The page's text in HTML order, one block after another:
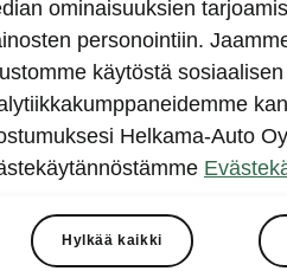
ominaisuuksien
personointiin.
käytöstä
Helkama-Auto
Hylkää kaikki